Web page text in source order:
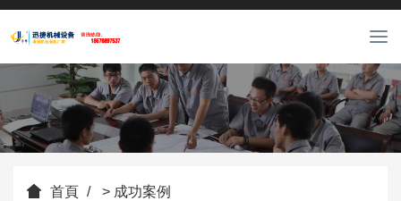
T
o
g
g
l
e
n
首頁 > 成功案例
65